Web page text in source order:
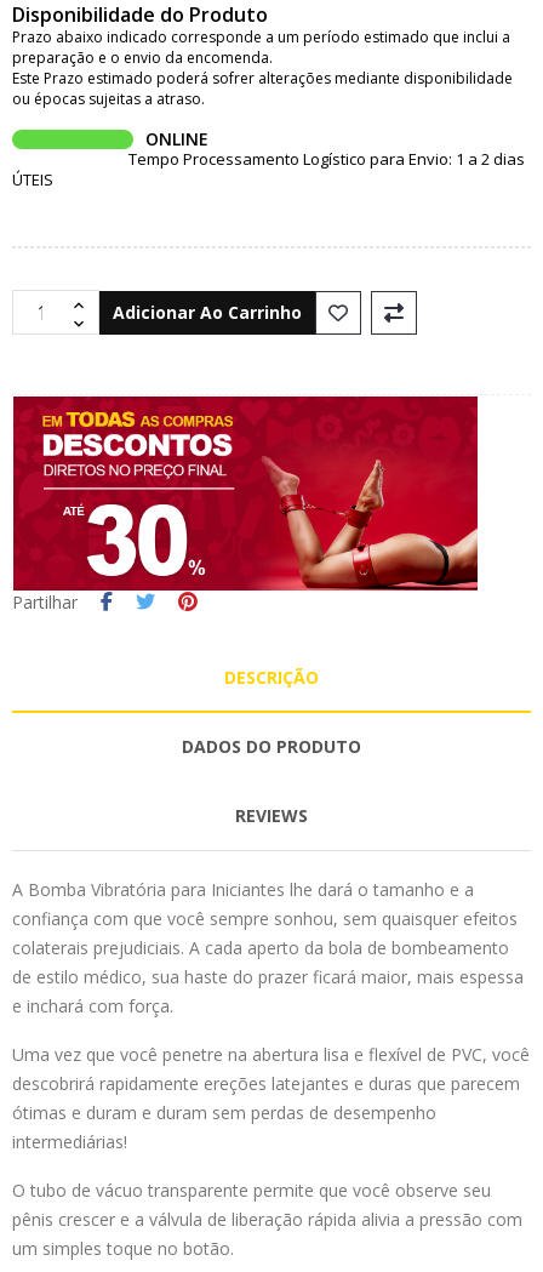
Disponibilidade do Produto
Prazo abaixo indicado corresponde a um período estimado que inclui a
preparação e o envio da encomenda.
Este Prazo estimado poderá sofrer alterações mediante disponibilidade
ou épocas sujeitas a atraso.
ONLINE
Tempo Processamento Logístico para Envio: 1 a 2 dias
ÚTEIS
Adicionar Ao Carrinho
Partilhar
DESCRIÇÃO
DADOS DO PRODUTO
REVIEWS
A Bomba Vibratória para Iniciantes lhe dará o tamanho e a
confiança com que você sempre sonhou, sem quaisquer efeitos
colaterais prejudiciais. A cada aperto da bola de bombeamento
de estilo médico, sua haste do prazer ficará maior, mais espessa
e inchará com força.
Uma vez que você penetre na abertura lisa e flexível de PVC, você
descobrirá rapidamente ereções latejantes e duras que parecem
ótimas e duram e duram sem perdas de desempenho
intermediárias!
O tubo de vácuo transparente permite que você observe seu
pênis crescer e a válvula de liberação rápida alivia a pressão com
um simples toque no botão.